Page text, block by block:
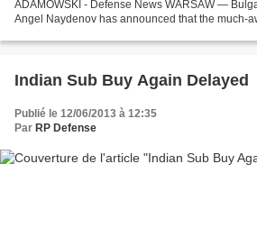
ADAMOWSKI - Defense News WARSAW —
Angel Naydenov has announced that the much-
Indian Sub Buy Again Delayed
Publié le 12/06/2013 à 12:35
Par RP Defense